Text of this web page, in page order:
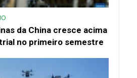
da China cresce acima
no primeiro semestre